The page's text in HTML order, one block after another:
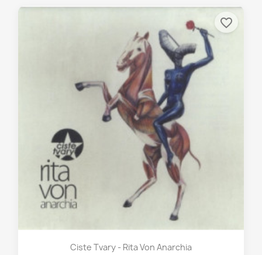
Ciste Tvary - Rita Von Anarchia
favorite_border